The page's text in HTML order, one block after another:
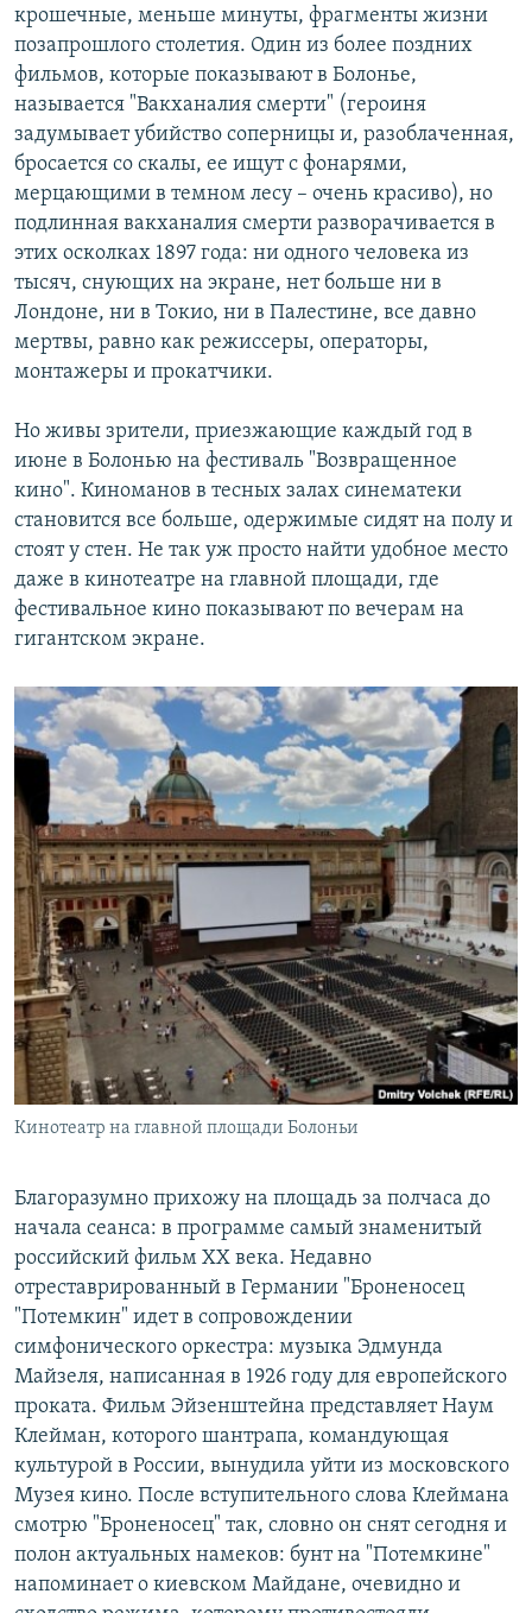
крошечные, меньше минуты, фрагменты жизни
позапрошлого столетия. Один из более поздних
фильмов, которые показывают в Болонье,
называется "Вакханалия смерти" (героиня
задумывает убийство соперницы и, разоблаченная,
бросается со скалы, ее ищут с фонарями,
мерцающими в темном лесу – очень красиво), но
подлинная вакханалия смерти разворачивается в
этих осколках 1897 года: ни одного человека из
тысяч, снующих на экране, нет больше ни в
Лондоне, ни в Токио, ни в Палестине, все давно
мертвы, равно как режиссеры, операторы,
монтажеры и прокатчики.
Но живы зрители, приезжающие каждый год в
июне в Болонью на фестиваль "Возвращенное
кино". Киноманов в тесных залах синематеки
становится все больше, одержимые сидят на полу и
стоят у стен. Не так уж просто найти удобное место
даже в кинотеатре на главной площади, где
фестивальное кино показывают по вечерам на
гигантском экране.
Кинотеатр на главной площади Болоньи
Благоразумно прихожу на площадь за полчаса до
начала сеанса: в программе самый знаменитый
российский фильм XX века. Недавно
отреставрированный в Германии "Броненосец
"Потемкин" идет в сопровождении
симфонического оркестра: музыка Эдмунда
Майзеля, написанная в 1926 году для европейского
проката. Фильм Эйзенштейна представляет Наум
Клейман, которого шантрапа, командующая
культурой в России, вынудила уйти из московского
Музея кино. После вступительного слова Клеймана
смотрю "Броненосец" так, словно он снят сегодня и
полон актуальных намеков: бунт на "Потемкине"
напоминает о киевском Майдане, очевидно и